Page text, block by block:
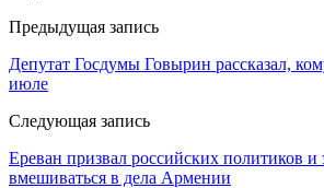
Предыдущая запись
Депутат Госдумы Говырин рассказал,
июле
Следующая запись
Ереван призвал российских политиков и
вмешиваться в дела Армении